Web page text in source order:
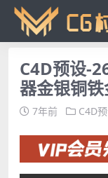
C4D预设-
器金银铜
7年前 C4D